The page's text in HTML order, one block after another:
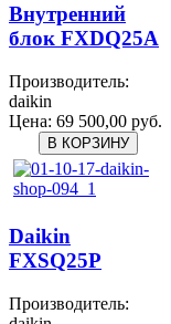
Внутренний
блок FXDQ25A
Производитель:
daikin
Цена: 69 500,00 руб.
Daikin
FXSQ25P
Производитель: